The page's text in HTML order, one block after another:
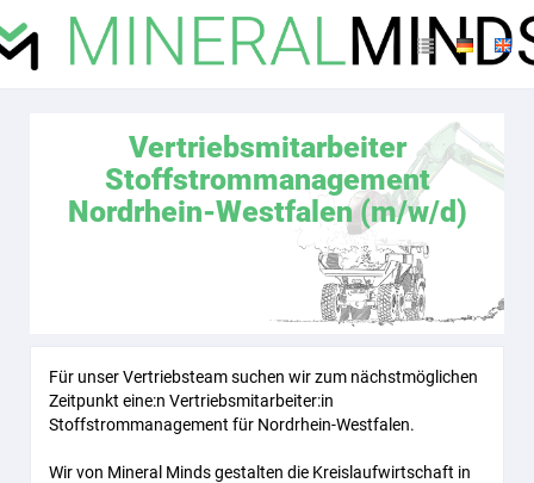
Vertriebsmitarbeiter
Stoffstrommanagement
Nordrhein-Westfalen (m/w/d)
Für unser Vertriebsteam suchen wir zum nächstmöglichen
Zeitpunkt eine:n Vertriebsmitarbeiter:in
Stoffstrommanagement für Nordrhein-Westfalen.
Wir von Mineral Minds gestalten die Kreislaufwirtschaft in